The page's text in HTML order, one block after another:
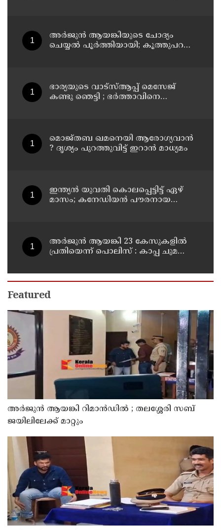
അര്‍ജുന്‍ ആയങ്കിയുടെ ചോദ്യം
ചെയ്യല്‍ പൂര്‍ത്തിയായി; കൂത്തുപറമ്പ്
ഭാര്യയുടെ വാട്സ്ആപ്പ് മെസേജ്
കണ്ടു ഞെട്ടി ; ഭര്‍ത്താവിനെ
യുവതിയും സുഹൃത്തും ഒളിവില്‍
മൊജ്തബ ഖമനെയി ആരോഗ്യവാന്‍
? ദൃശ്യം പുറത്തുവിട്ട് ഇറാന്‍ മാധ്യമം
ഇന്ത്യന്‍ യുവതി കൊലപ്പെട്ടിട്ട് ഏഴ്
മാസം; കനേഡിയന്‍ പൗരനായ
അര്‍ജുന്‍ ആയങ്കി 23 കേസുകളില്‍
പ്രതിയെന്ന് പൊലിസ് : കാപ്പ ചുമത്തി
Featured
അര്‍ജുന്‍ ആയങ്കി റിമാന്‍ഡില്‍ ; തലശ്ശേരി സബ്
ജയിലിലേക്ക് മാറ്റും